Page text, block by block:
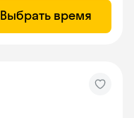
Выбрать время